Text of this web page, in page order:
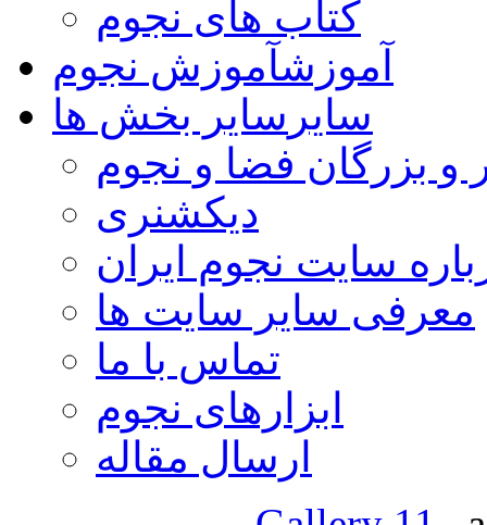
کتاب های نجوم
آموزشآموزش نجوم
سایر سایر بخش ها
و بزرگان فضا و نجوم
دیکشنری
سایت نجوم ایران
معرفی سایر سایت ها
تماس با ما
ابزارهای نجوم
ارسال مقاله